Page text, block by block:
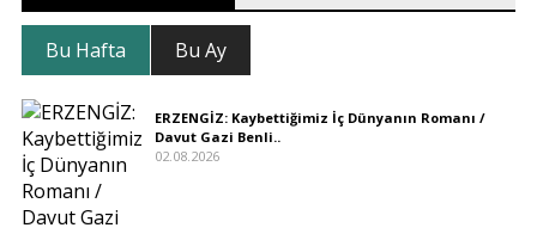
Bu Hafta Bu Ay
ERZENGİZ: Kaybettiğimiz İç Dünyanın Romanı /
Davut Gazi Benli..
02.08.2026